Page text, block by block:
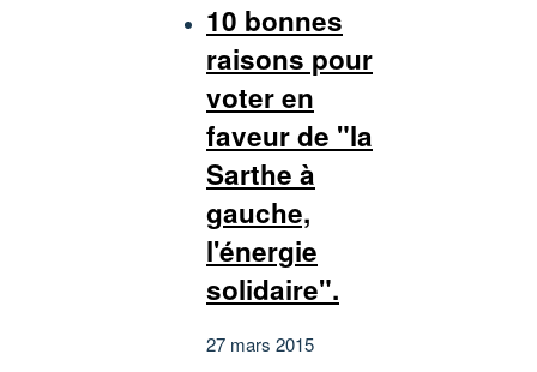
10 bonnes
raisons pour
voter en
faveur de "la
Sarthe à
gauche,
l'énergie
solidaire".
27 mars 2015